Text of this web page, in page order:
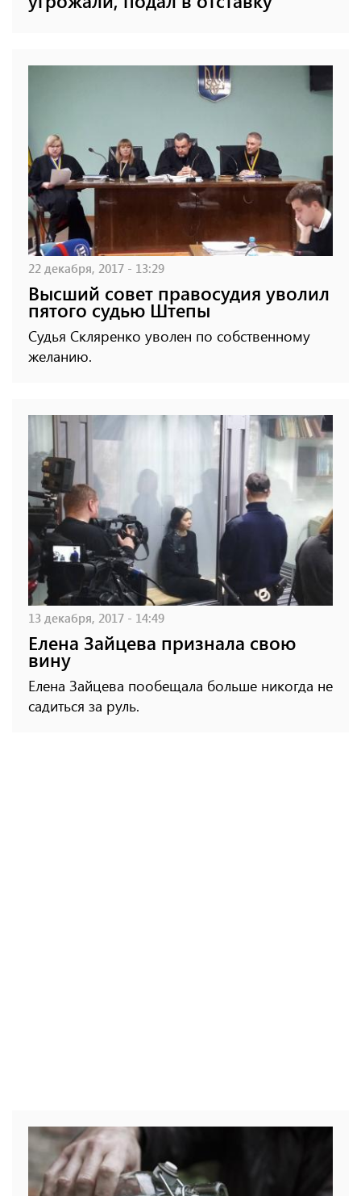
22 декабря, 2017 - 13:29
Высший совет правосудия уволил
пятого судью Штепы
Судья Скляренко уволен по собственному
желанию.
13 декабря, 2017 - 14:49
Елена Зайцева признала свою
вину
Елена Зайцева пообещала больше никогда не
садиться за руль.